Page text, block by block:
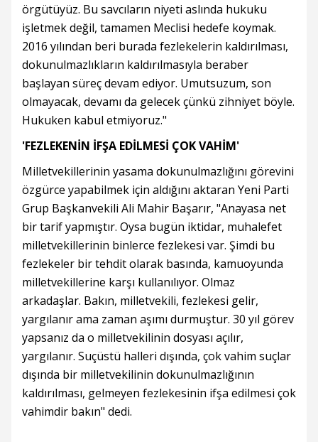
örgütüyüz. Bu savcıların niyeti aslında hukuku
işletmek değil, tamamen Meclisi hedefe koymak.
2016 yılından beri burada fezlekelerin kaldırılması,
dokunulmazlıkların kaldırılmasıyla beraber
başlayan süreç devam ediyor. Umutsuzum, son
olmayacak, devamı da gelecek çünkü zihniyet böyle.
Hukuken kabul etmiyoruz."
'FEZLEKENİN İFŞA EDİLMESİ ÇOK VAHİM'
Milletvekillerinin yasama dokunulmazlığını görevini
özgürce yapabilmek için aldığını aktaran Yeni Parti
Grup Başkanvekili Ali Mahir Başarır, "Anayasa net
bir tarif yapmıştır. Oysa bugün iktidar, muhalefet
milletvekillerinin binlerce fezlekesi var. Şimdi bu
fezlekeler bir tehdit olarak basında, kamuoyunda
milletvekillerine karşı kullanılıyor. Olmaz
arkadaşlar. Bakın, milletvekili, fezlekesi gelir,
yargılanır ama zaman aşımı durmuştur. 30 yıl görev
yapsanız da o milletvekilinin dosyası açılır,
yargılanır. Suçüstü halleri dışında, çok vahim suçlar
dışında bir milletvekilinin dokunulmazlığının
kaldırılması, gelmeyen fezlekesinin ifşa edilmesi çok
vahimdir bakın" dedi.